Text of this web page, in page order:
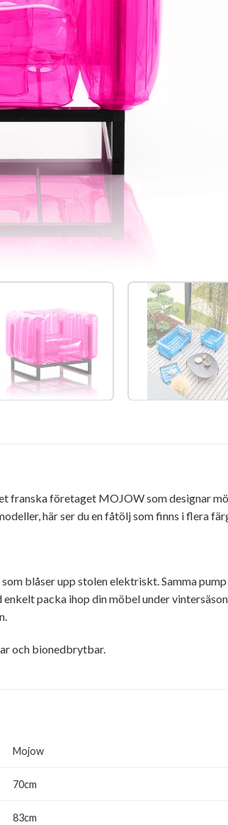
franska företaget MOJOW som designar
här ser du en fåtölj som finns i flera
blåser upp stolen elektriskt. Samma pump
packa ihop din möbel under
och bionedbrytbar.
Mojow
70cm
83cm